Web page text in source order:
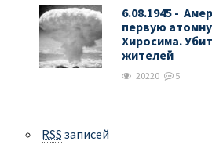
6.08.1945 -
первую
Хиросима.
жителей
20220 5
RSS записей